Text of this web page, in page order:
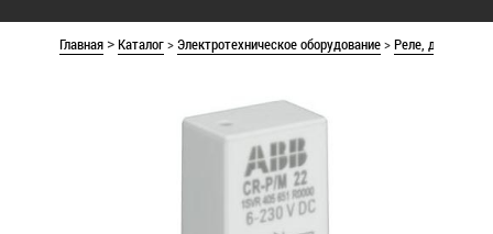
Главная >Каталог>Электротехническое оборудование>Реле, датчики и